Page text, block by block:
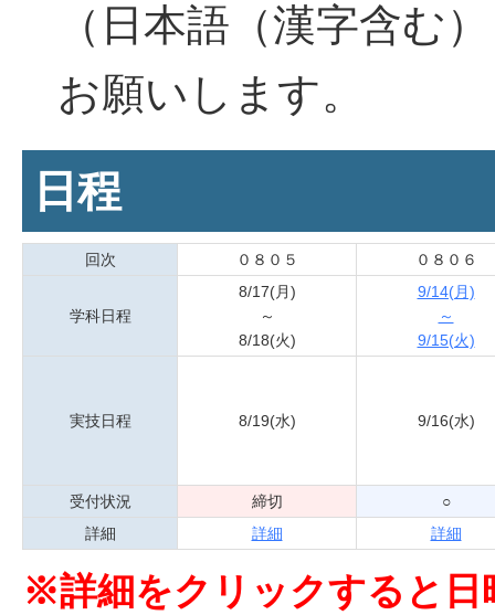
（日本語（漢字含む
お願いします。
日程
回次 ０８０５ ０８０６
学科日程
8/17(月)
～
8/18(火)
9/14(月)
～
9/15(火)
実技日程 8/19(水) 9/16(水)
受付状況 締切
○
詳細
詳細 詳細
※詳細をクリックすると日